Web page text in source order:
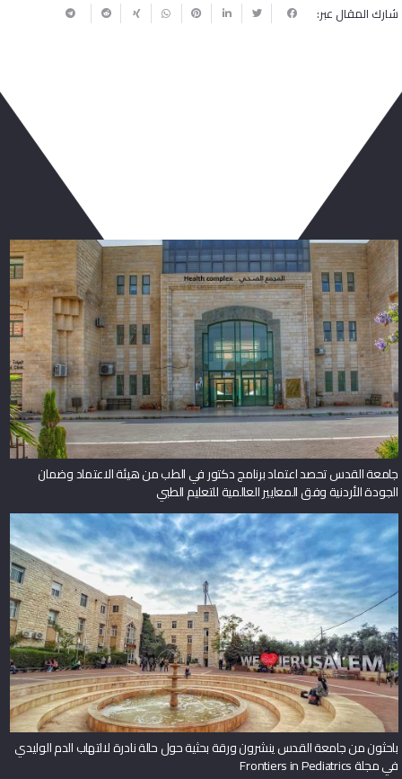
شارك المقال عبر:
جامعة القدس تحصد اعتماد برنامج دكتور في الطب من هيئة الاعتماد وضمان
الجودة الأردنية وفق المعايير العالمية للتعليم الطبي
باحثون من جامعة القدس ينشرون ورقة بحثية حول حالة نادرة لالتهاب الدم الوليدي
في مجلة Frontiers in Pediatrics